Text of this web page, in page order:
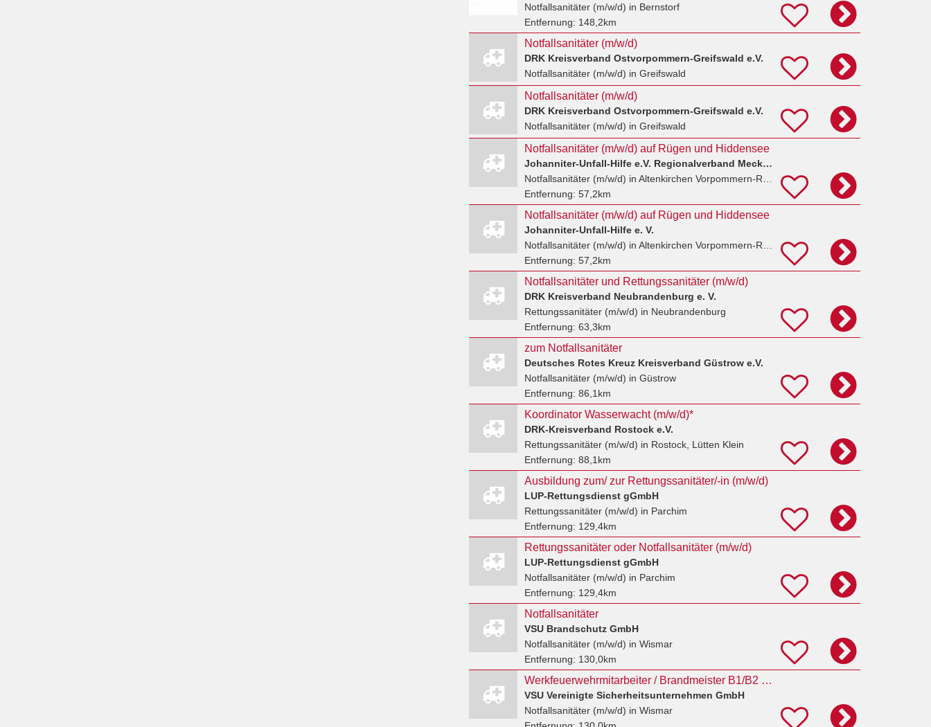
Notfallsanitäter (m/w/d) in Bernstorf
Entfernung: 148,2km
Notfallsanitäter (m/w/d)
DRK Kreisverband Ostvorpommern-Greifswald e.V.
Notfallsanitäter (m/w/d) in Greifswald
Notfallsanitäter (m/w/d)
DRK Kreisverband Ostvorpommern-Greifswald e.V.
Notfallsanitäter (m/w/d) in Greifswald
Notfallsanitäter (m/w/d) auf Rügen und Hiddensee
Johanniter-Unfall-Hilfe e.V. Regionalverband Mecklenburg-Vorpommern West
Notfallsanitäter (m/w/d) in Altenkirchen Vorpommern-Rügen
Entfernung: 57,2km
Notfallsanitäter (m/w/d) auf Rügen und Hiddensee
Johanniter-Unfall-Hilfe e. V.
Notfallsanitäter (m/w/d) in Altenkirchen Vorpommern-Rügen
Entfernung: 57,2km
Notfallsanitäter und Rettungssanitäter (m/w/d)
DRK Kreisverband Neubrandenburg e. V.
Rettungssanitäter (m/w/d) in Neubrandenburg
Entfernung: 63,3km
zum Notfallsanitäter
Deutsches Rotes Kreuz Kreisverband Güstrow e.V.
Notfallsanitäter (m/w/d) in Güstrow
Entfernung: 86,1km
Koordinator Wasserwacht (m/w/d)*
DRK-Kreisverband Rostock e.V.
Rettungssanitäter (m/w/d) in Rostock, Lütten Klein
Entfernung: 88,1km
Ausbildung zum/ zur Rettungssanitäter/-in (m/w/d)
LUP-Rettungsdienst gGmbH
Rettungssanitäter (m/w/d) in Parchim
Entfernung: 129,4km
Rettungssanitäter oder Notfallsanitäter (m/w/d)
LUP-Rettungsdienst gGmbH
Notfallsanitäter (m/w/d) in Parchim
Entfernung: 129,4km
Notfallsanitäter
VSU Brandschutz GmbH
Notfallsanitäter (m/w/d) in Wismar
Entfernung: 130,0km
Werkfeuerwehrmitarbeiter / Brandmeister B1/B2 + Notfallsanitäter (m/w/d) in Wismar
VSU Vereinigte Sicherheitsunternehmen GmbH
Notfallsanitäter (m/w/d) in Wismar